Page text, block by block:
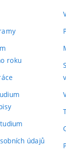
roku
údajů